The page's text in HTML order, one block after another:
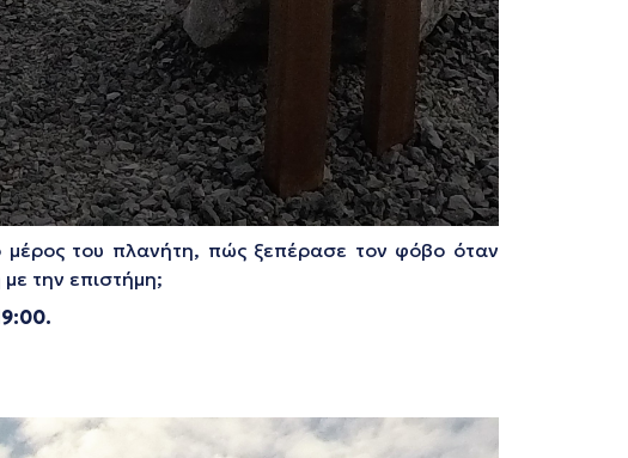
μέρος του πλανήτη, πώς ξεπέρασε τον φόβο όταν
την επιστήμη;